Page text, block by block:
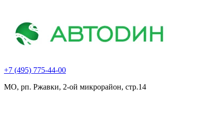
+7 (495) 775-44-00
МО, рп. Ржавки, 2-ой микрорайон, стр.14